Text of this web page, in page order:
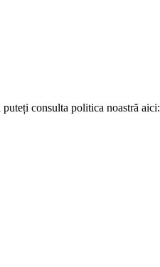
consulta politica noastră aici: